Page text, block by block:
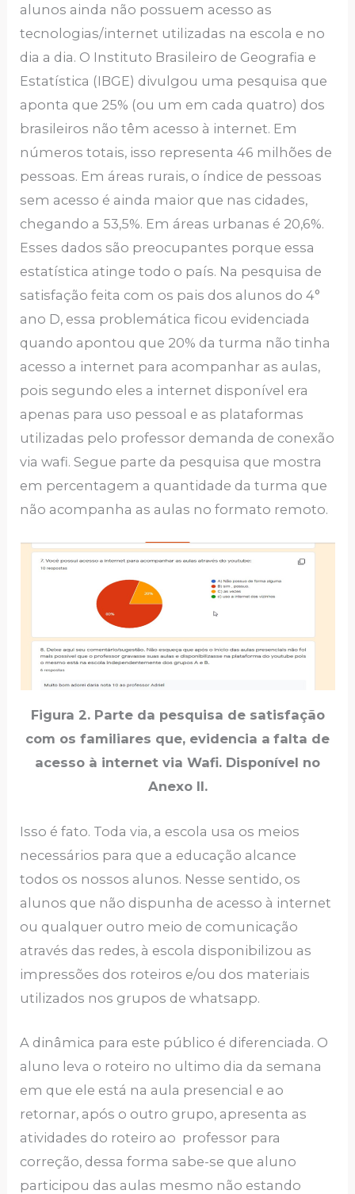
alunos ainda não possuem acesso as
tecnologias/internet utilizadas na escola e no
dia a dia. O Instituto Brasileiro de Geografia e
Estatística (IBGE) divulgou uma pesquisa que
aponta que 25% (ou um em cada quatro) dos
brasileiros não têm acesso à internet. Em
números totais, isso representa 46 milhões de
pessoas. Em áreas rurais, o índice de pessoas
sem acesso é ainda maior que nas cidades,
chegando a 53,5%. Em áreas urbanas é 20,6%.
Esses dados são preocupantes porque essa
estatística atinge todo o país. Na pesquisa de
satisfação feita com os pais dos alunos do 4°
ano D, essa problemática ficou evidenciada
quando apontou que 20% da turma não tinha
acesso a internet para acompanhar as aulas,
pois segundo eles a internet disponível era
apenas para uso pessoal e as plataformas
utilizadas pelo professor demanda de conexão
via wafi. Segue parte da pesquisa que mostra
em percentagem a quantidade da turma que
não acompanha as aulas no formato remoto.
Figura 2. Parte da pesquisa de satisfação
com os familiares que, evidencia a falta de
acesso à internet via Wafi. Disponível no
Anexo II.
Isso é fato. Toda via, a escola usa os meios
necessários para que a educação alcance
todos os nossos alunos. Nesse sentido, os
alunos que não dispunha de acesso à internet
ou qualquer outro meio de comunicação
através das redes, à escola disponibilizou as
impressões dos roteiros e/ou dos materiais
utilizados nos grupos de whatsapp.
A dinâmica para este público é diferenciada. O
aluno leva o roteiro no ultimo dia da semana
em que ele está na aula presencial e ao
retornar, após o outro grupo, apresenta as
atividades do roteiro ao professor para
correção, dessa forma sabe-se que aluno
participou das aulas mesmo não estando